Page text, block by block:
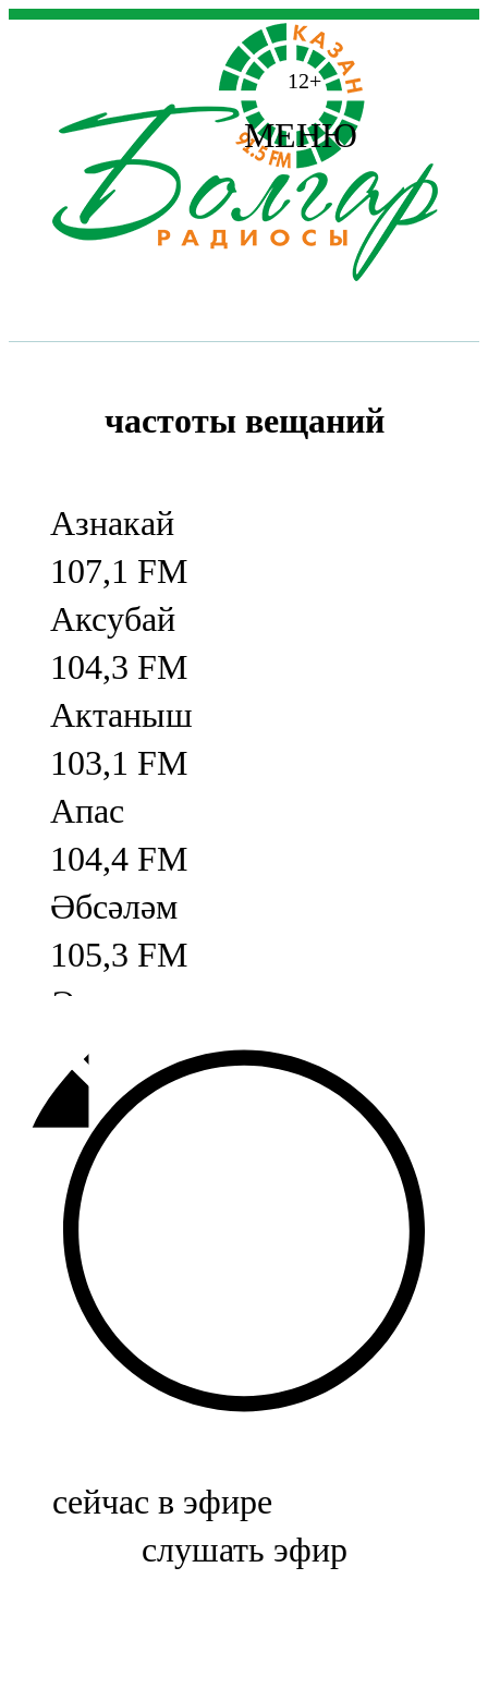
12+
МЕНЮ
частоты вещаний
Азнакай
107,1 FM
Аксубай
104,3 FM
Актаныш
103,1 FM
Апас
104,4 FM
Әбсәләм
105,3 FM
Әлмәт
92,9 FM
Базарлы матак
107,1 FM
Балык бистәсе
104,9 FM
Баулы
107,5 FM
Биләр
Болгар
сейчас в эфире
слушать эфир